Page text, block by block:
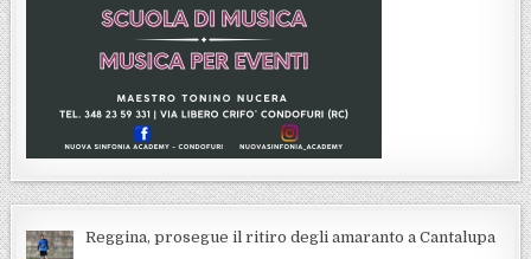
Reggina, prosegue il ritiro degli amaranto a Cantalupa